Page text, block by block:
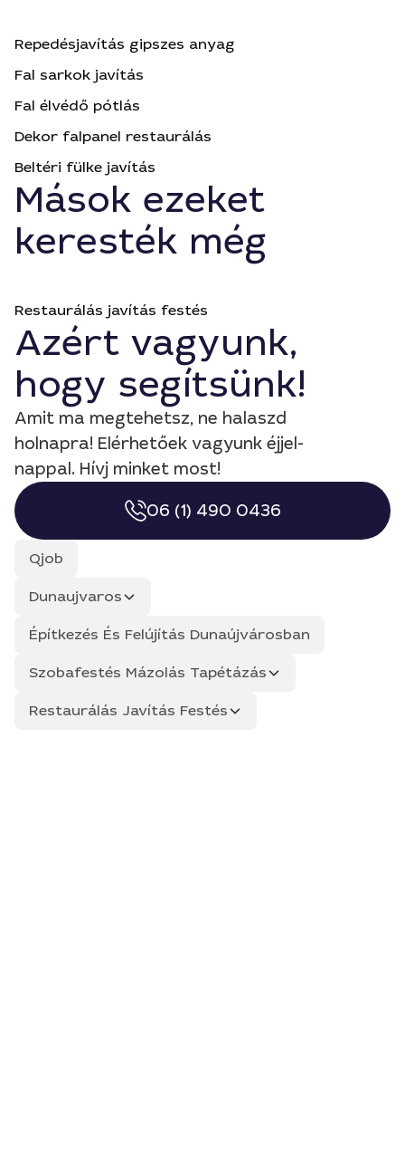
Repedésjavítás gipszes anyag
Fal sarkok javítás
Fal élvédő pótlás
Dekor falpanel restaurálás
Beltéri fülke javítás
Mások ezeket
keresték még
Restaurálás javítás festés
Azért vagyunk,
hogy segítsünk!
Amit ma megtehetsz, ne halaszd
holnapra! Elérhetőek vagyunk éjjel-
nappal. Hívj minket most!
06 (1) 490 0436
Qjob
Dunaujvaros
Építkezés És Felújítás Dunaújvárosban
Szobafestés Mázolás Tapétázás
Restaurálás Javítás Festés